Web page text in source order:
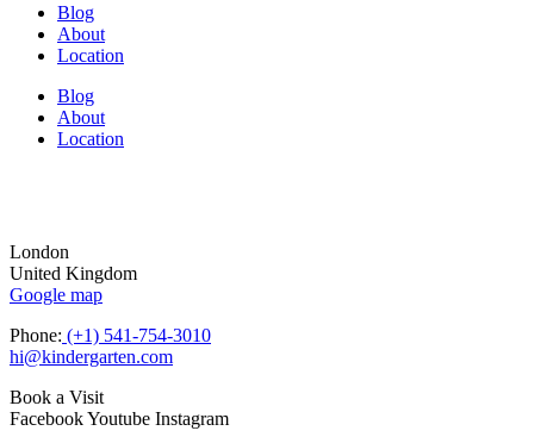
Blog
About
Location
Blog
About
Location
London
United Kingdom
Google map
Phone: (+1) 541-754-3010
hi@kindergarten.com
Book a Visit
FacebookYoutube Instagram